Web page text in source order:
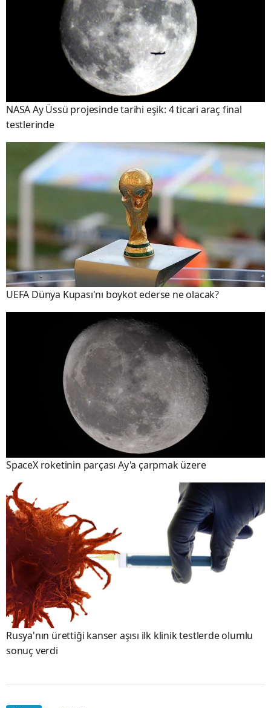
NASA Ay Üssü projesinde tarihi eşik: 4 ticari araç final
testlerinde
UEFA Dünya Kupası'nı boykot ederse ne olacak?
SpaceX roketinin parçası Ay'a çarpmak üzere
Rusya'nın ürettiği kanser aşısı ilk klinik testlerde olumlu
sonuç verdi